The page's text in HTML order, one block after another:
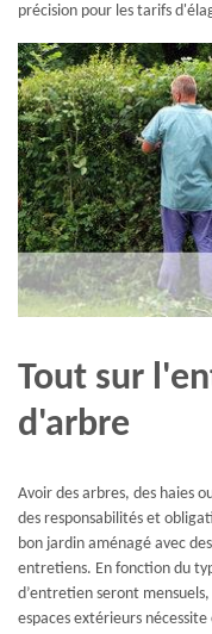
précision pour les tarifs
Tout sur
d'arbre
Avoir des arbres, des haies
des responsabilités et
bon jardin aménagé avec
entretiens. En fonction du
d’entretien seront
espaces extérieurs